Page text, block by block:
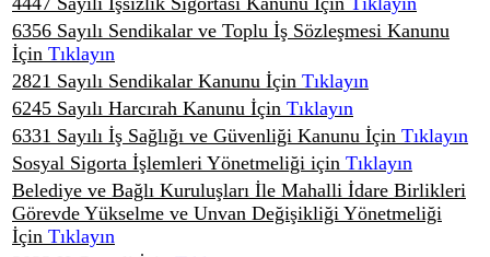
6356 Sayılı Sendikalar ve Toplu İş Sözleşmesi Kanunu
İçin Tıklayın
2821 Sayılı Sendikalar Kanunu İçin Tıklayın
6245 Sayılı Harcırah Kanunu İçin Tıklayın
6331 Sayılı İş Sağlığı ve Güvenliği Kanunu İçin Tıklayın
Sosyal Sigorta İşlemleri Yönetmeliği için Tıklayın
Belediye ve Bağlı Kuruluşları İle Mahalli İdare Birlikleri
Görevde Yükselme ve Unvan Değişikliği Yönetmeliği
İçin Tıklayın